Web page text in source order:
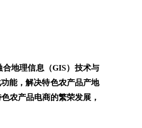
地理信息（GIS）技术与
能，解决特色农产品产地
农产品电商的繁荣发展，